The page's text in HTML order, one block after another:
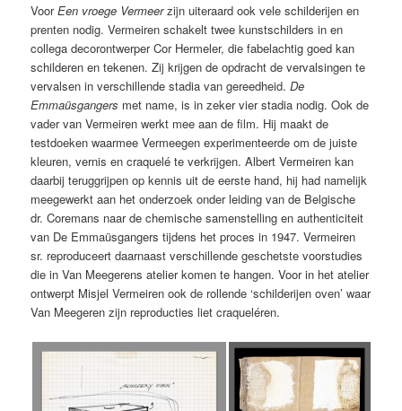
VoorEen vroege Vermeerzijn uiteraard ook vele schilderijen en
prenten nodig. Vermeiren schakelt twee kunstschilders in en
collega decorontwerper Cor Hermeler, die fabelachtig goed kan
schilderen en tekenen. Zij krijgen de opdracht de vervalsingen te
vervalsen in verschillende stadia van gereedheid.De
Emmaüsgangers met name, is in zeker vier stadia nodig. Ook de
vader van Vermeiren werkt mee aan de film. Hij maakt de
testdoeken waarmee Vermeegen experimenteerde om de juiste
kleuren, vernis en craquelé te verkrijgen. Albert Vermeiren kan
daarbij teruggrijpen op kennis uit de eerste hand, hij had namelijk
meegewerkt aan het onderzoek onder leiding van de Belgische
dr. Coremans naar de chemische samenstelling en authenticiteit
van De Emmaüsgangers tijdens het proces in 1947. Vermeiren
sr. reproduceert daarnaast verschillende geschetste voorstudies
die in Van Meegerens atelier komen te hangen. Voor in het atelier
ontwerpt Misjel Vermeiren ook de rollende ‘schilderijen oven’ waar
Van Meegeren zijn reproducties liet craqueléren.